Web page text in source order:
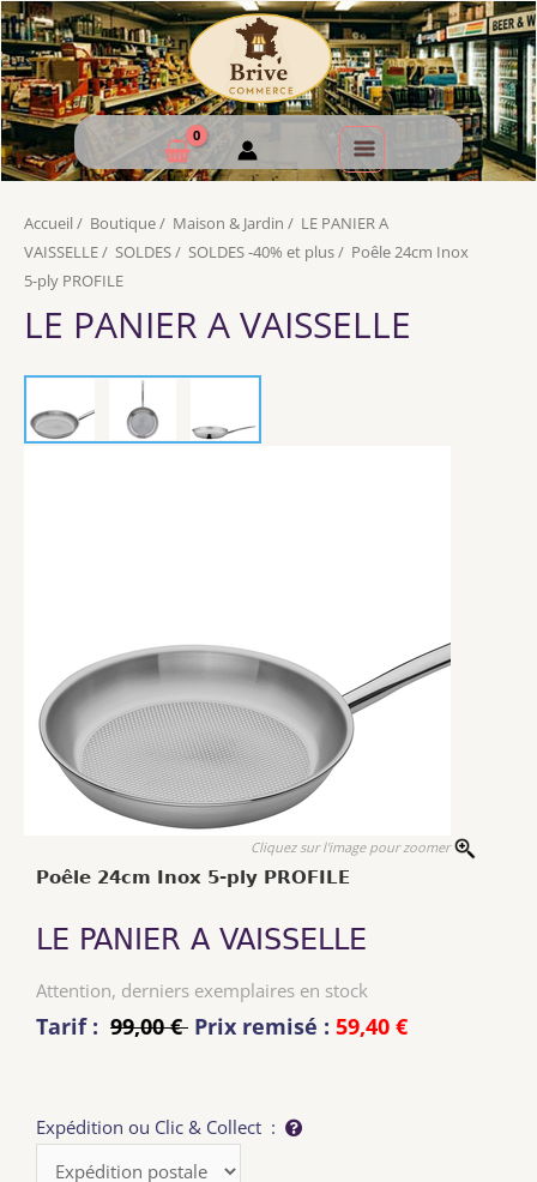
Accueil / Boutique/ Maison & Jardin / LE PANIER A
VAISSELLE/ SOLDES/ SOLDES -40% et plus/ Poêle 24cm Inox
5-ply PROFILE
LE PANIER A VAISSELLE
Cliquez sur l'image pour zoomer
Poêle 24cm Inox 5-ply PROFILE
LE PANIER A VAISSELLE
Attention, derniers exemplaires en stock
Tarif : 99,00 € Prix remisé : 59,40 €
Expédition ou Clic & Collect :